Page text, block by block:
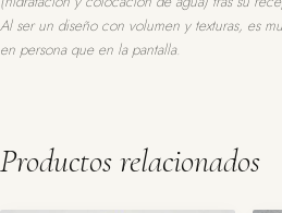
Al ser un diseño con volumen y texturas, es
en persona que en la pantalla.
Productos relacionados